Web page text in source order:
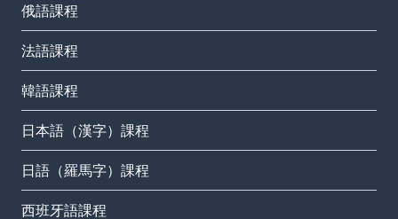
俄語課程
法語課程
韓語課程
日本語（漢字）課程
日語（羅馬字）課程
西班牙語課程